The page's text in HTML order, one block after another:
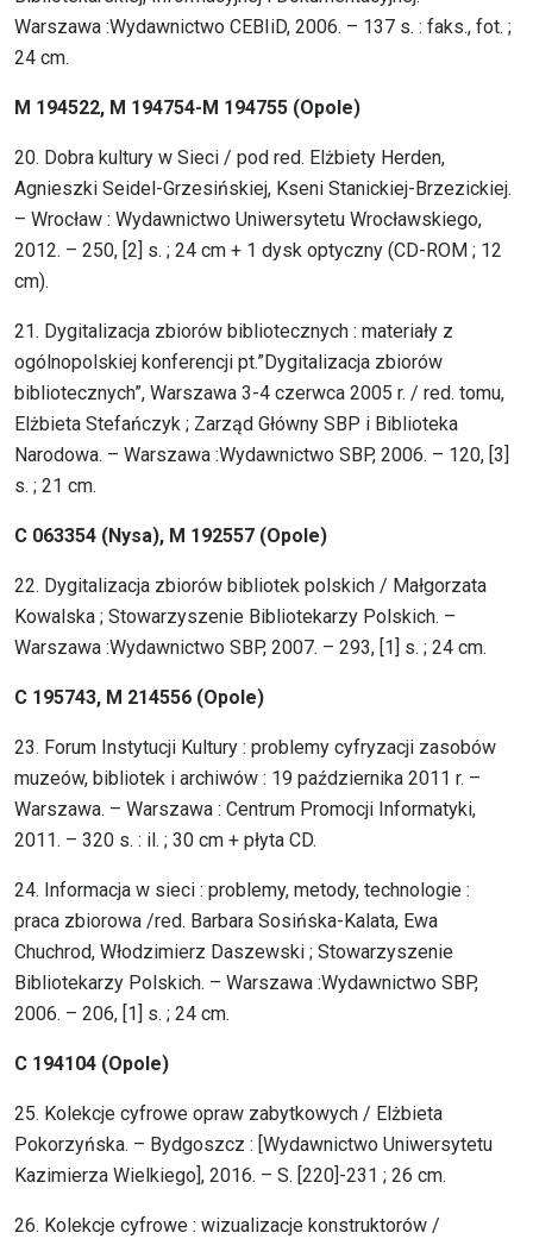
Warszawa :Wydawnictwo CEBIiD, 2006. – 137 s. : faks., fot. ;
24 cm.
M 194522, M 194754-M 194755 (Opole)
20. Dobra kultury w Sieci / pod red. Elżbiety Herden,
Agnieszki Seidel-Grzesińskiej, Kseni Stanickiej-Brzezickiej.
– Wrocław : Wydawnictwo Uniwersytetu Wrocławskiego,
2012. – 250, [2] s. ; 24 cm + 1 dysk optyczny (CD-ROM ; 12
cm).
21. Dygitalizacja zbiorów bibliotecznych : materiały z
ogólnopolskiej konferencji pt.”Dygitalizacja zbiorów
bibliotecznych”, Warszawa 3-4 czerwca 2005 r. / red. tomu,
Elżbieta Stefańczyk ; Zarząd Główny SBP i Biblioteka
Narodowa. – Warszawa :Wydawnictwo SBP, 2006. – 120, [3]
s. ; 21 cm.
C 063354 (Nysa), M 192557 (Opole)
22. Dygitalizacja zbiorów bibliotek polskich / Małgorzata
Kowalska ; Stowarzyszenie Bibliotekarzy Polskich. –
Warszawa :Wydawnictwo SBP, 2007. – 293, [1] s. ; 24 cm.
C 195743, M 214556 (Opole)
23. Forum Instytucji Kultury : problemy cyfryzacji zasobów
muzeów, bibliotek i archiwów : 19 października 2011 r. –
Warszawa. – Warszawa : Centrum Promocji Informatyki,
2011. – 320 s. : il. ; 30 cm + płyta CD.
24. Informacja w sieci : problemy, metody, technologie :
praca zbiorowa /red. Barbara Sosińska-Kalata, Ewa
Chuchrod, Włodzimierz Daszewski ; Stowarzyszenie
Bibliotekarzy Polskich. – Warszawa :Wydawnictwo SBP,
2006. – 206, [1] s. ; 24 cm.
C 194104 (Opole)
25. Kolekcje cyfrowe opraw zabytkowych / Elżbieta
Pokorzyńska. – Bydgoszcz : [Wydawnictwo Uniwersytetu
Kazimierza Wielkiego], 2016. – S. [220]-231 ; 26 cm.
26. Kolekcje cyfrowe : wizualizacje konstruktorów /